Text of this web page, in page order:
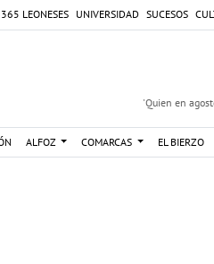
365 LEONESES UNIVERSIDAD SUCESOS
'Quien en
ALFOZ COMARCAS EL BIERZO